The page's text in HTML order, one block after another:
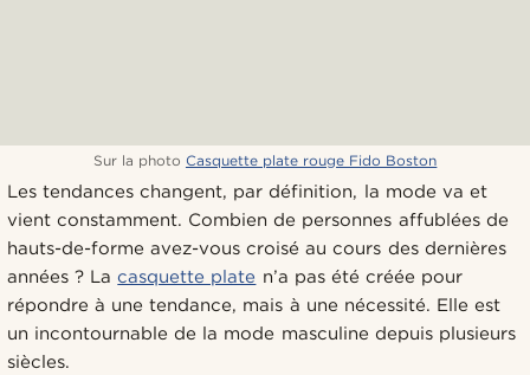
Sur la photo Casquette plate rouge Fido Boston
Les tendances changent, par définition, la mode va et
vient constamment. Combien de personnes affublées de
hauts-de-forme avez-vous croisé au cours des dernières
années ? Lacasquette plate n’a pas été créée pour
répondre à une tendance, mais à une nécessité. Elle est
un incontournable de la mode masculine depuis plusieurs
siècles.